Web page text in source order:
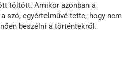
töltött. Amikor azonban a
szó, egyértelművé tette, hogy nem
beszélni a történtekről.